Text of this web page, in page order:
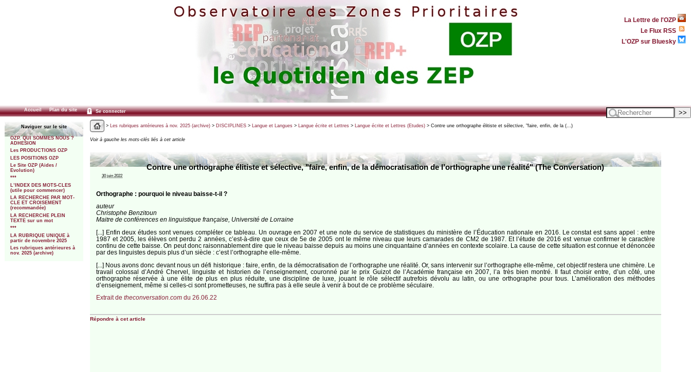
La Lettre de l'OZP
Le Flux RSS
L'OZP sur Bluesky
Accueil Plan du site Se connecter
Naviguer sur le site
OZP. QUI SOMMES NOUS ?
ADHESION
Les PRODUCTIONS OZP
LES POSITIONS OZP
Le Site OZP (Aides /
Evolution)
***
L’INDEX DES MOTS-CLES
(utile pour commencer)
LA RECHERCHE PAR MOT-
CLE ET CROISEMENT
(recommandée)
LA RECHERCHE PLEIN
TEXTE sur un mot
***
LA RUBRIQUE UNIQUE à
partir de novembre 2025
Les rubriques antérieures à
nov. 2025 (archive)
> Les rubriques antérieures à nov. 2025 (archive)> DISCIPLINES> Langue et Langues> Langue écrite et Lettres> Langue écrite et Lettres (Etudes)> Contre une orthographe élitiste et sélective, "faire, enfin, de la (…)
Voir à gauche les mots-clés liés à cet article
Contre une orthographe élitiste et sélective, "faire, enfin, de la démocratisation de l’orthographe une réalité" (The Conversation)
30 juin 2022
Orthographe : pourquoi le niveau baisse-t-il ?
auteur
Christophe Benzitoun
Maitre de conférences en linguistique française, Université de Lorraine
[...] Enfin deux études sont venues compléter ce tableau. Un ouvrage en 2007 et une note du service de statistiques du ministère de l’Éducation nationale en 2016. Le constat est sans appel : entre
1987 et 2005, les élèves ont perdu 2 années, c’est-à-dire que ceux de 5e de 2005 ont le même niveau que leurs camarades de CM2 de 1987. Et l’étude de 2016 est venue confirmer le caractère
continu de cette baisse. On peut donc raisonnablement dire que le niveau baisse depuis au moins une cinquantaine d’années en contexte scolaire. La cause de cette situation est connue et dénoncée
par des linguistes depuis plus d’un siècle : c’est l’orthographe elle-même.
[...] Nous avons donc devant nous un défi historique : faire, enfin, de la démocratisation de l’orthographe une réalité. Or, sans intervenir sur l’orthographe elle-même, cet objectif restera une chimère. Le
travail colossal d’André Chervel, linguiste et historien de l’enseignement, couronné par le prix Guizot de l’Académie française en 2007, l’a très bien montré. Il faut choisir entre, d’un côté, une
orthographe réservée à une élite de plus en plus réduite, une discipline de luxe, jouant le rôle sélectif autrefois dévolu au latin, ou une orthographe pour tous. L’amélioration des méthodes
d’enseignement, même si celles-ci sont prometteuses, ne suffira pas à elle seule à venir à bout de ce problème séculaire.
Extrait de theconversation.comdu 26.06.22
Répondre à cet article